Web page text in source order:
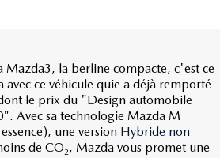
Mazda3, la berline compacte, c'est ce
ce véhicule quie a déjà remporté
le prix du "Design automobile
Avec sa technologie Mazda M
une version Hybride non
de CO2, Mazda vous promet une